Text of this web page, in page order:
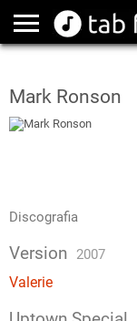
Mark Ronson
Discografia
Version 2007
Valerie